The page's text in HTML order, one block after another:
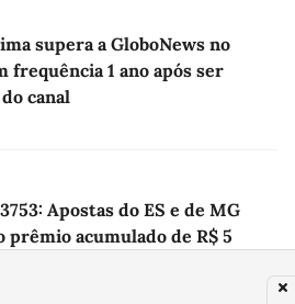
supera a GloboNews no
frequência 1 ano após ser
canal
Apostas do ES e de MG
prêmio acumulado de R$ 5